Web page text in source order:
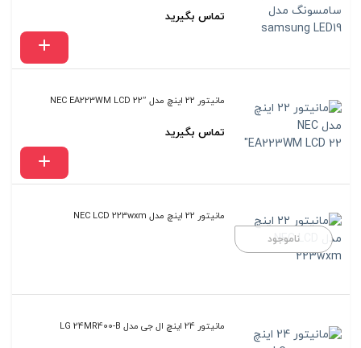
تماس بگیرید
مانیتور 22 اینچ مدل NEC EA223WM LCD 22″
تماس بگیرید
ناموجود
مانیتور 22 اینچ مدل NEC LCD 223wxm
مانیتور 24 اینچ ال جی مدل LG 24MR400-B